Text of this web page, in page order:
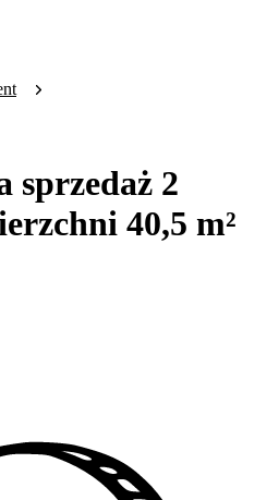
sprzedaż 2
40,5 m²